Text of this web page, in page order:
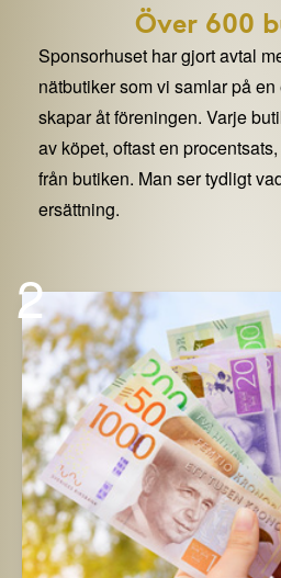
Över 600
Sponsorhuset har gjort avtal
nätbutiker som vi samlar på
skapar åt föreningen. Varje
av köpet, oftast en
från butiken. Man ser tydligt
ersättning.
2